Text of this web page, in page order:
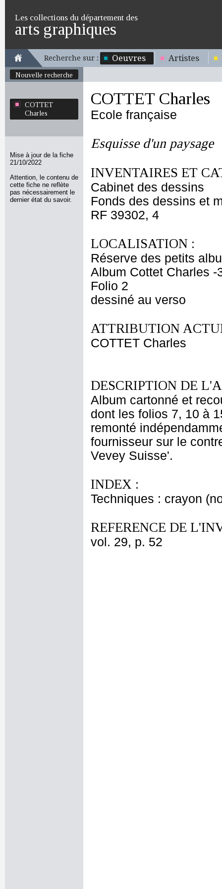
Les collections du département des
arts graphiques
Recherche sur : Oeuvres Artistes
Nouvelle recherche
COTTET
Charles
Mise à jour de la fiche
21/10/2022
Attention, le contenu de
cette fiche ne reflète
pas nécessairement le
dernier état du savoir.
COTTET Charles
Ecole française
Esquisse d'un paysage
INVENTAIRES ET
Cabinet des dessins
Fonds des dessins et
RF 39302, 4
LOCALISATION :
Réserve des petits
Album Cottet Charles -
Folio 2
dessiné au verso
ATTRIBUTION
COTTET Charles
DESCRIPTION DE
Album cartonné et
dont les folios 7, 10 à
remonté
fournisseur sur le
Vevey Suisse'.
INDEX :
Techniques : crayon
REFERENCE DE
vol. 29, p. 52